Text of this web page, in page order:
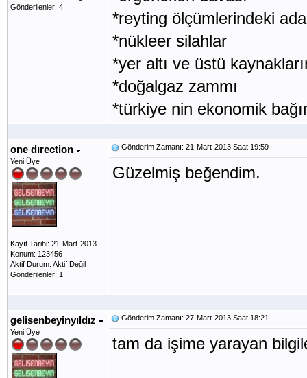
Gönderilenler: 4
*reyting ölçümlerindeki
*nükleer silahlar
*yer altı ve üstü
*doğalgaz zammı
*türkiye nin ekonomik
one dırection
Yeni Üye
Kayıt Tarihi: 21-Mart-2013
Konum: 123456
Aktif Durum: Aktif Değil
Gönderilenler: 1
Gönderim Zamanı: 21-Mart-2013 Saat 19:59
Güzelmiş beğendim.
gelisenbeyinyıldız
Yeni Üye
Gönderim Zamanı: 27-Mart-2013 Saat 18:21
tam da işime yarayan